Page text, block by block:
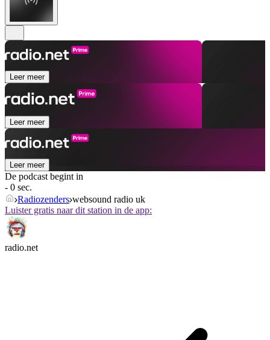
Leer meer
Leer meer
Leer meer
De podcast begint in
- 0 sec.
Radiozenders websound radio uk
Luister gratis naar dit station in de app:
radio.net